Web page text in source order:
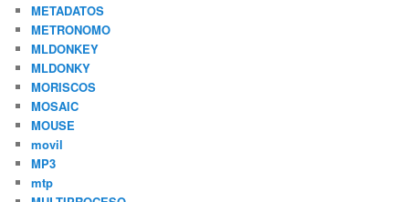
METADATOS
METRONOMO
MLDONKEY
MLDONKY
MORISCOS
MOSAIC
MOUSE
movil
MP3
mtp